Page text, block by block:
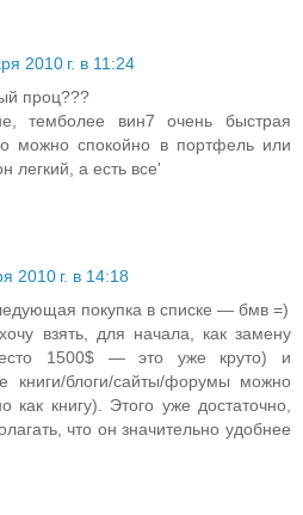
2010 г. в 11:24
проц???
темболее вин7 очень быстрая
можно спокойно в портфель или
легкий, а есть все'
2010 г. в 14:18
покупка в списке — бмв =)
взять, для начала, как замену
1500$ — это уже круто) и
книги/блоги/сайты/форумы можно
как книгу). Этого уже достаточно,
что он значительно удобнее